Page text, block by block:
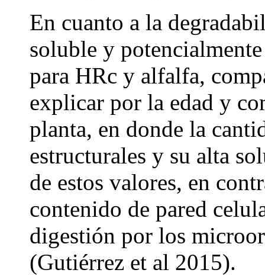
En cuanto a la
soluble y
para HRc y alfalfa,
explicar por la edad y
planta, en donde la
estructurales y su alta
de estos valores, en
contenido de pared
digestión por los
(Gutiérrez et al 2015).